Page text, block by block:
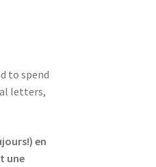
to spend
letters,
en
une